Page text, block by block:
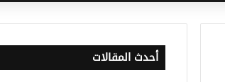
أحدث المقالات